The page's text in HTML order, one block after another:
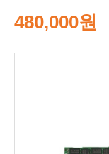
480,000원